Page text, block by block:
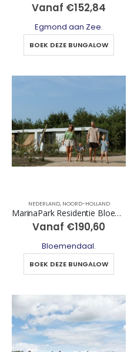
Vanaf €152,84
Egmond aan Zee.
BOEK DEZE BUNGALOW
NEDERLAND, NOORD-HOLLAND
MarinaPark Residentie Bloemendaal
Vanaf €190,60
Bloemendaal.
BOEK DEZE BUNGALOW